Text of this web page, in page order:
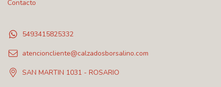
Contacto
5493415825332
atencioncliente@calzadosborsalino.com
SAN MARTIN 1031 - ROSARIO